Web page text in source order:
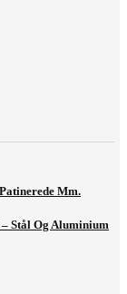
Mm.
Stål Og Aluminium